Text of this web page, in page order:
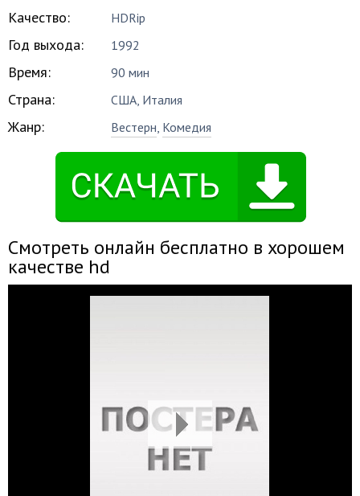
Качество: HDRip
Год выхода: 1992
Время: 90 мин
Страна: США, Италия
Жанр: Вестерн, Комедия
Смотреть онлайн бесплатно в хорошем
качестве hd